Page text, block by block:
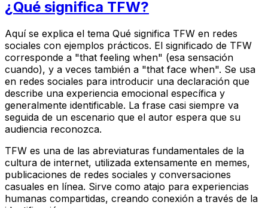
¿Qué significa TFW?
Aquí se explica el tema Qué significa TFW en redes
sociales con ejemplos prácticos. El significado de TFW
corresponde a "that feeling when" (esa sensación
cuando), y a veces también a "that face when". Se usa
en redes sociales para introducir una declaración que
describe una experiencia emocional específica y
generalmente identificable. La frase casi siempre va
seguida de un escenario que el autor espera que su
audiencia reconozca.
TFW es una de las abreviaturas fundamentales de la
cultura de internet, utilizada extensamente en memes,
publicaciones de redes sociales y conversaciones
casuales en línea. Sirve como atajo para experiencias
humanas compartidas, creando conexión a través de la